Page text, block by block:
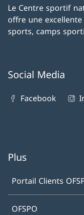
Le Centre sportif
offre une
sports, camps
Social Media
Facebook
Plus
Portail Clients
OFSPO